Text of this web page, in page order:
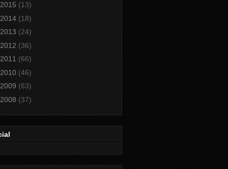
2015 (13)
2014 (18)
2013 (24)
2012 (36)
2011 (66)
2010 (46)
2009 (63)
2008 (37)